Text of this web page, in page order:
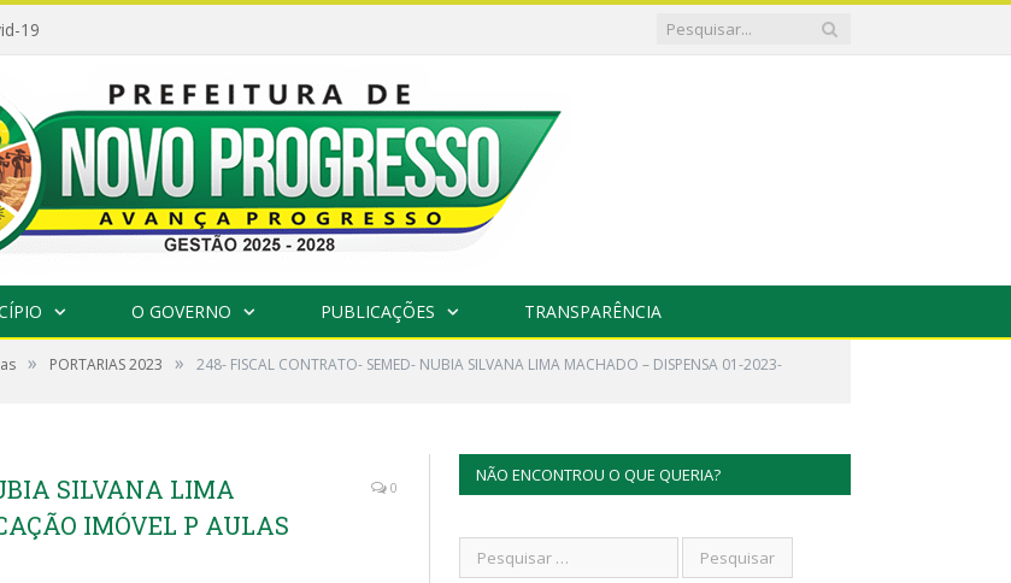
19
O GOVERNO PUBLICAÇÕES TRANSPARÊNCIA
» PORTARIAS 2023 » 248- FISCAL CONTRATO- SEMED- NUBIA SILVANA LIMA MACHADO – DISPENSA 01-2023-
SILVANA LIMA
IMÓVEL P AULAS
0
NÃO ENCONTROU O QUE QUERIA?